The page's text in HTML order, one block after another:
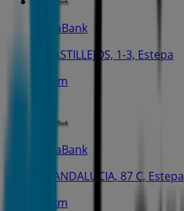
CaixaBank
C. CASTILLEJOS, 1-3, Estepa
5.2 km
CaixaBank
AV. ANDALUCIA, 87 C, Estepa
5.5 km